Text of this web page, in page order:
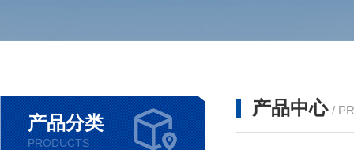
产品分类
PRODUCTS
产品中心 /